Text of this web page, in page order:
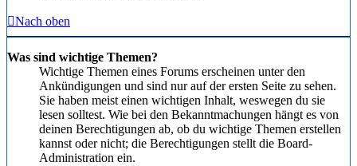
Nach oben
Was sind wichtige Themen?
Wichtige Themen eines Forums erscheinen unter den
Ankündigungen und sind nur auf der ersten Seite zu sehen.
Sie haben meist einen wichtigen Inhalt, weswegen du sie
lesen solltest. Wie bei den Bekanntmachungen hängt es von
deinen Berechtigungen ab, ob du wichtige Themen erstellen
kannst oder nicht; die Berechtigungen stellt die Board-
Administration ein.